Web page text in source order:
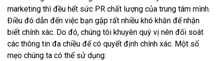
marketing thì đều hết sức PR chất lượng của trung tâm mình.
Điều đó dẫn đến việc bạn gặp rất nhiều khó khăn để nhận
biết chính xác. Do đó, chúng tôi khuyên quý vị nên đối soát
các thông tin đa chiều để có quyết định chính xác. Một số
mẹo chúng ta có thể sử dụng: